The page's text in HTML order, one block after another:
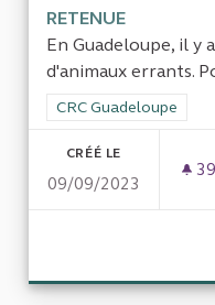
RETENUE
En Guadeloupe, il y
d'animaux errants.
Filtrer les résultats de
CRC Guadeloupe
CRÉÉ LE
09/09/2023
39